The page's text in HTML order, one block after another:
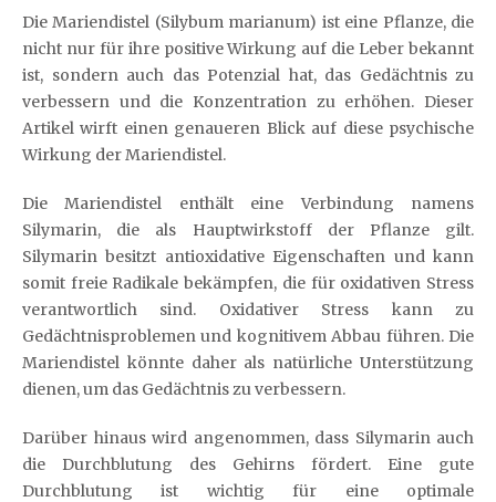
Die Mariendistel (Silybum marianum) ist eine Pflanze, die
nicht nur für ihre positive Wirkung auf die Leber bekannt
ist, sondern auch das Potenzial hat, das Gedächtnis zu
verbessern und die Konzentration zu erhöhen. Dieser
Artikel wirft einen genaueren Blick auf diese psychische
Wirkung der Mariendistel.
Die Mariendistel enthält eine Verbindung namens
Silymarin, die als Hauptwirkstoff der Pflanze gilt.
Silymarin besitzt antioxidative Eigenschaften und kann
somit freie Radikale bekämpfen, die für oxidativen Stress
verantwortlich sind. Oxidativer Stress kann zu
Gedächtnisproblemen und kognitivem Abbau führen. Die
Mariendistel könnte daher als natürliche Unterstützung
dienen, um das Gedächtnis zu verbessern.
Darüber hinaus wird angenommen, dass Silymarin auch
die Durchblutung des Gehirns fördert. Eine gute
Durchblutung ist wichtig für eine optimale